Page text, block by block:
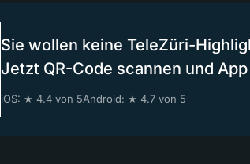
Sie wollen keine TeleZüri-
Jetzt QR-Code scannen und
iOS: ★ 4.4 von 5Android: ★ 4.7 von 5